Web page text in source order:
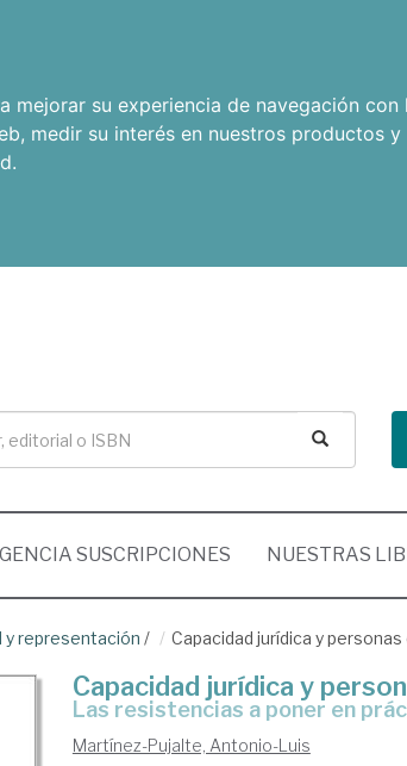
su experiencia de navegación con
, medir su interés en nuestros productos
.
SUSCRIPCIONES NUESTRAS
y representación / Capacidad jurídica y
Capacidad jurídica y
Las resistencias a poner en
Martínez-Pujalte, Antonio-Luis